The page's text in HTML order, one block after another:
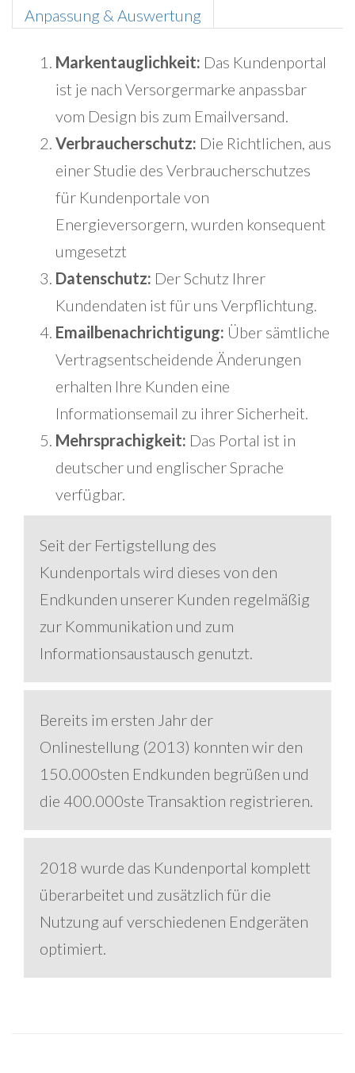
Anpassung & Auswertung
Markentauglichkeit: Das Kundenportal
ist je nach Versorgermarke anpassbar
vom Design bis zum Emailversand.
Verbraucherschutz: Die Richtlichen, aus
einer Studie des Verbraucherschutzes
für Kundenportale von
Energieversorgern, wurden konsequent
umgesetzt
Datenschutz: Der Schutz Ihrer
Kundendaten ist für uns Verpflichtung.
Emailbenachrichtigung: Über sämtliche
Vertragsentscheidende Änderungen
erhalten Ihre Kunden eine
Informationsemail zu ihrer Sicherheit.
Mehrsprachigkeit: Das Portal ist in
deutscher und englischer Sprache
verfügbar.
Seit der Fertigstellung des
Kundenportals wird dieses von den
Endkunden unserer Kunden regelmäßig
zur Kommunikation und zum
Informationsaustausch genutzt.
Bereits im ersten Jahr der
Onlinestellung (2013) konnten wir den
150.000sten Endkunden begrüßen und
die 400.000ste Transaktion registrieren.
2018 wurde das Kundenportal komplett
überarbeitet und zusätzlich für die
Nutzung auf verschiedenen Endgeräten
optimiert.